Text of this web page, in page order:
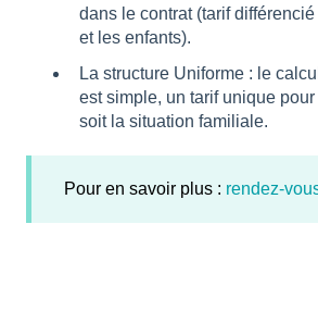
dans le contrat (tarif
et les enfants).
La structure Uniforme : le
est simple, un tarif unique
soit la situation familiale.
Pour en savoir plus : rendez-